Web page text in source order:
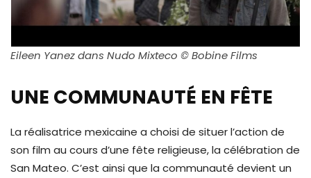
Eileen Yanez dans Nudo Mixteco © Bobine Films
UNE COMMUNAUTÉ EN FÊTE
La réalisatrice mexicaine a choisi de situer l’action de
son film au cours d’une fête religieuse, la célébration de
San Mateo. C’est ainsi que la communauté devient un